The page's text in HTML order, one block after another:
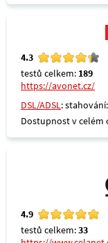
4.3
testů celkem: 189
https://avonet.cz/
DSL/ADSL:
Dostupnost v celém
4.9
testů celkem:33